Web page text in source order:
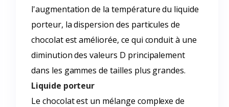
l'augmentation de la température du liquide
porteur, la dispersion des particules de
chocolat est améliorée, ce qui conduit à une
diminution des valeurs D principalement
dans les gammes de tailles plus grandes.
Liquide porteur
Le chocolat est un mélange complexe de